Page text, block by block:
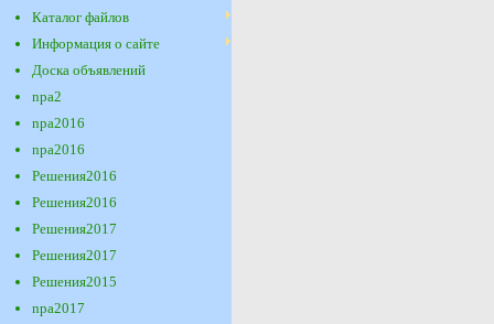
Каталог файлов
Информация о сайте
Доска объявлений
npa2
npa2016
npa2016
Решения2016
Решения2016
Решения2017
Решения2017
Решения2015
npa2017